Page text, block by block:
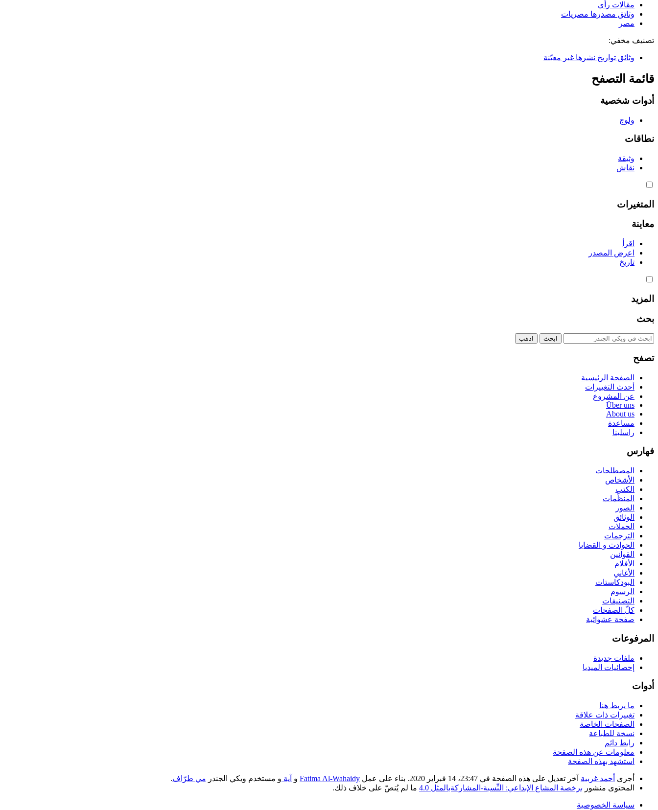
مقالات رأي
وثائق مصدرها مصريات
مصر
تصنيف مخفي:
وثائق تواريخ نشرها غير معيّنة
قائمة التصفح
أدوات شخصية
ولوج
نطاقات
وثيقة
نقاش
المتغيرات
معاينة
اقرأ
اعرض المصدر
تاريخ
المزيد
بحث
تصفح
الصفحة الرئيسية
أحدث التغييرات
عن المشروع
Über uns
About us
مساعدة
راسلينا
فهارس
المصطلحات
الأشخاص
الكتب
المنظّمات
الصور
الوثائق
الحملات
الترجمات
الحوادث و القضايا
القوانين
الأفلام
الأغاني
البودكاستات
الرسوم
التصنيفات
كلّ الصفحات
صفحة عشوائية
المرفوعات
ملفات جديدة
إحصائيات الميديا
أدوات
ما يربط هنا
تغييرات ذات علاقة
الصفحات الخاصة
نسخة للطباعة
رابط دائم
معلومات عن هذه الصفحة
استشهد بهذه الصفحة
أجرى أحمد غربية آخر تعديل على هذه الصفحة في 23:47، 14 فبراير 2020. بناء على عمل Fatima Al-Wahaidy و آية و مستخدم ويكي الجندر مي طرّاف.
المحتوى منشور برخصة المشاع الإبداعي: النِّسبة-المشاركةبالمثل 4.0 ما لم يُنصّ على خلاف ذلك.
سياسة الخصوصية